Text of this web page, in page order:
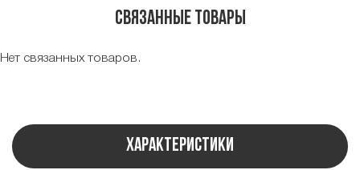
Связанные товары
Нет связанных товаров.
Характеристики